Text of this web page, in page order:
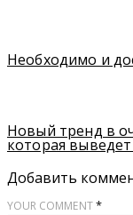
Необходимо и
Новый тренд в
которая
Добавить
YOUR COMMENT*